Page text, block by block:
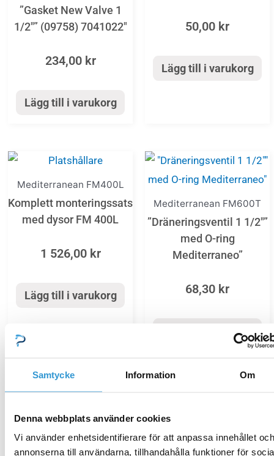
Samtycke Information Om
Denna webbplats använder cookies
Vi använder enhetsidentifierare för att anpassa innehållet och
annonserna till användarna, tillhandahålla funktioner för
”Gasket New Valve 1
1/2″” (09758) 7041022″
234,00 kr
Lägg till i varukorg
50,00 kr
Lägg till i varukorg
Mediterranean FM400L
Komplett monteringssats
med dysor FM 400L
1 526,00 kr
Lägg till i varukorg
Mediterranean FM600T
”Dräneringsventil 1 1/2″”
med O-ring
Mediterraneo”
68,30 kr
Lägg till i varukorg
Reservdelar_sandfilter
”Manometer 1/8″”
Reservdelar_sandfilter
O-ring lock MS Filter